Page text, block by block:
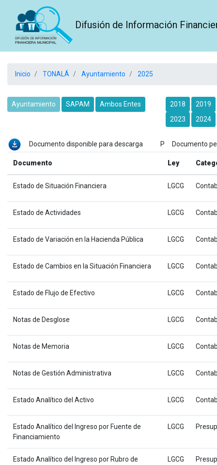
Difusión de Información
Inicio TONALÁ Ayuntamiento 2025
Ayuntamiento SAPAM Ambos Entes 2018
2019
2023
2024
Documento disponible para descarga P Documento
Documento Ley
Estado de Situación Financiera LGCG
Estado de Actividades LGCG
Estado de Variación en la Hacienda Pública LGCG
Estado de Cambios en la Situación Financiera LGCG
Estado de Flujo de Efectivo LGCG
Notas de Desglose LGCG
Notas de Memoria LGCG
Notas de Gestión Administrativa LGCG
Estado Analítico del Activo LGCG
Estado Analítico del Ingreso por Fuente de
Financiamiento
LGCG
Estado Analítico del Ingreso por Rubro de
LGCG